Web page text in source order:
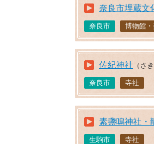
奈良市埋蔵文
奈良市 博物館
佐紀神社 （さ
奈良市 寺社
素盞嗚神社・
生駒市 寺社